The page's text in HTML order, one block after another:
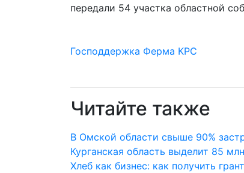
передали 54 участка областной
Господдержка Ферма КРС
Читайте также
В Омской области свыше 90%
Курганская область выделит 85
Хлеб как бизнес: как получить